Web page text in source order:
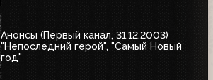
Анонсы (Первый канал, 31.12.2003)
"Непоследний герой", "Самый Новый
год"